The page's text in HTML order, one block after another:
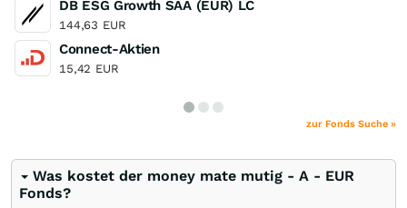
DB ESG Growth SAA (EUR) LC
144,63 EUR
Connect-Aktien
15,42 EUR
zur Fonds Suche »
Was kostet der money mate mutig - A - EUR
Fonds?